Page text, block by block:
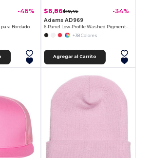
-46%
Bordado
$6,86$10,46 -34%
Adams AD969
+38 Colores
Agregar al Carrito